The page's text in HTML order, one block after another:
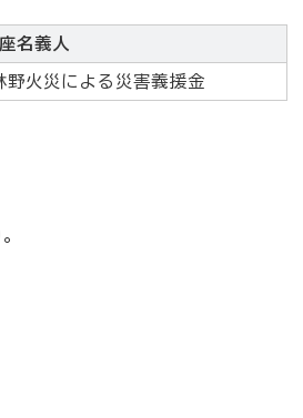
名義人
野火災による災害義援金